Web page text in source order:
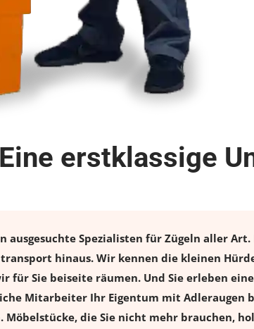
erstklassige
ausgesuchte Spezialisten für Zügeln aller
hinaus. Wir kennen die kleinen
für Sie beiseite räumen. Und Sie erleben
Mitarbeiter Ihr Eigentum mit Adleraugen
die Sie nicht mehr brauchen,